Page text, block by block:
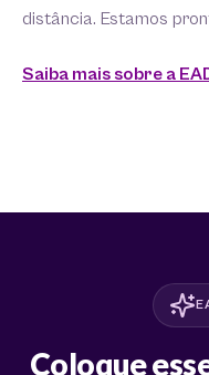
distância. Estamos
Saiba mais sobre a
Coloque